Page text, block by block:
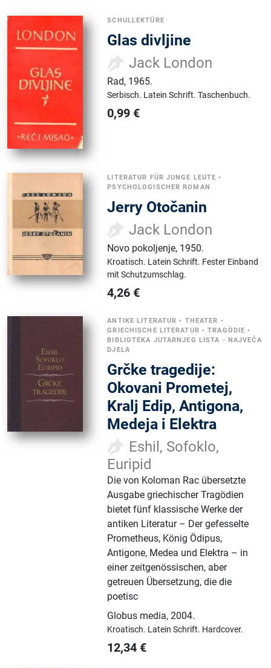
SCHULLEKTÜRE
Glas divljine
Jack London
Rad, 1965.
Serbisch. Latein Schrift.Taschenbuch.
0,99 €
LITERATUR FÜR JUNGE LEUTE •
PSYCHOLOGISCHER ROMAN
Jerry Otočanin
Jack London
Novo pokoljenje, 1950.
Kroatisch. Latein Schrift. Fester Einband
mit Schutzumschlag.
4,26 €
ANTIKE LITERATUR • THEATER •
GRIECHISCHE LITERATUR •TRAGÖDIE •
BIBLIOTEKA JUTARNJEG LISTA - NAJVEĆA
DJELA
Grčke tragedije:
Okovani Prometej,
Kralj Edip, Antigona,
Medeja i Elektra
Eshil, Sofoklo,
Euripid
Die von Koloman Rac übersetzte
Ausgabe griechischer Tragödien
bietet fünf klassische Werke der
antiken Literatur – Der gefesselte
Prometheus, König Ödipus,
Antigone, Medea und Elektra – in
einer zeitgenössischen, aber
getreuen Übersetzung, die die
poetisc
Globus media,2004.
Kroatisch. Latein Schrift. Hardcover.
12,34 €